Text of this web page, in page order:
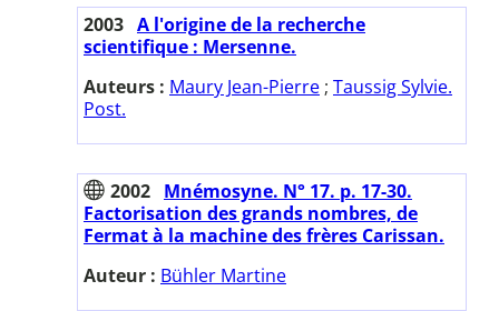
2003 A l'origine de la recherche
scientifique : Mersenne.
Auteurs : Maury Jean-Pierre ; Taussig Sylvie.
Post.
2002 Mnémosyne. N° 17. p. 17-30.
Factorisation des grands nombres, de
Fermat à la machine des frères Carissan.
Auteur : Bühler Martine